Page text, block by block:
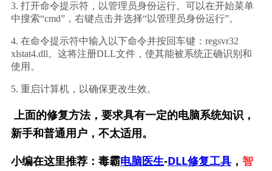
3. 打开命令提示符，以管理员身份运行。可以在开始菜单
中搜索“cmd”，右键点击并选择“以管理员身份运行”。
4. 在命令提示符中输入以下命令并按回车键：regsvr32
xlstat4.dll。这将注册DLL文件，使其能被系统正确识别和
使用。
5. 重启计算机，以确保更改生效。
上面的修复方法，要求具有一定的电脑系统知识，
新手和普通用户，不太适用。
小编在这里推荐：毒霸电脑医生-DLL修复工具， 智